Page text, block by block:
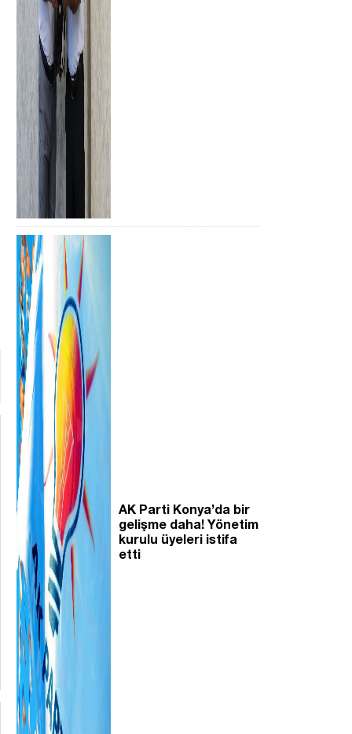
AK Parti Konya’da bir
gelişme daha! Yönetim
kurulu üyeleri istifa
etti